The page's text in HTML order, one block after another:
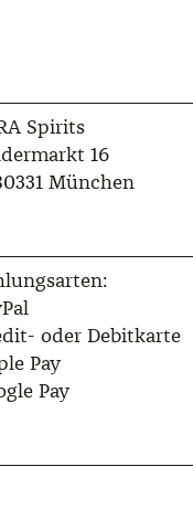
Spirits
16
München
oder Debitkarte
Pay
Pay